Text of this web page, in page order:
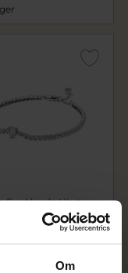
Om
Funklende Hjerte
sølv m. cz (16-
kr